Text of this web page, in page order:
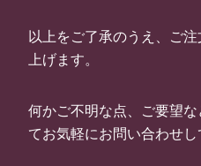
以上をご了承のうえ、ご
上げます。
何かご不明な点、ご要望
てお気軽にお問い合わせし